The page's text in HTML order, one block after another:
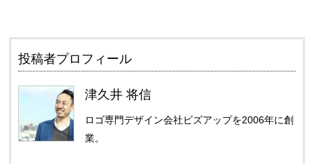
投稿者プロフィール
津久井 将信
ロゴ専門デザイン会社ビズアップを2006年に創
業。